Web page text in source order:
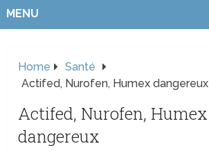
MENU
Home
Santé
Actifed, Nurofen, Humex dangereux
Actifed, Nurofen, Humex
dangereux